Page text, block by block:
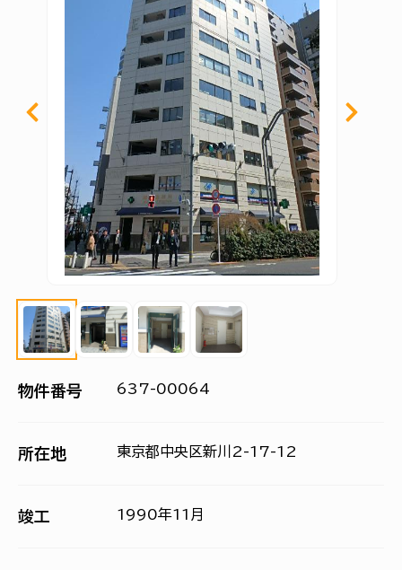
物件番号 637-00064
所在地 東京都中央区新川2-17-12
竣工 1990年11月